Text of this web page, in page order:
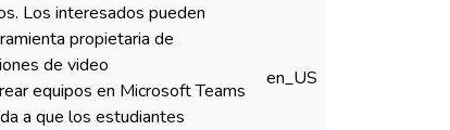
Los interesados pueden
propietaria de
de video
equipos en Microsoft Teams
a que los estudiantes
en_US